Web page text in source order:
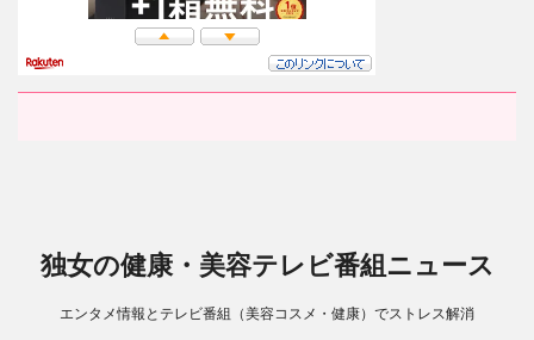
独女の健康・美容テレビ番組ニュース
エンタメ情報とテレビ番組（美容コスメ・健康）でストレス解消